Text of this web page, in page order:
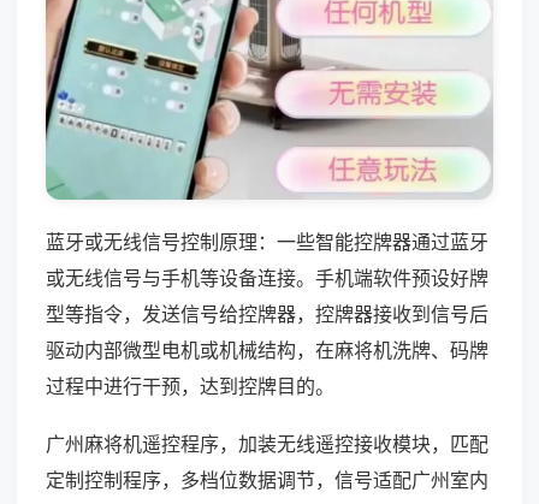
蓝牙或无线信号控制原理：一些智能控牌器通过蓝牙
或无线信号与手机等设备连接。手机端软件预设好牌
型等指令，发送信号给控牌器，控牌器接收到信号后
驱动内部微型电机或机械结构，在麻将机洗牌、码牌
过程中进行干预，达到控牌目的。
广州麻将机遥控程序，加装无线遥控接收模块，匹配
定制控制程序，多档位数据调节，信号适配广州室内